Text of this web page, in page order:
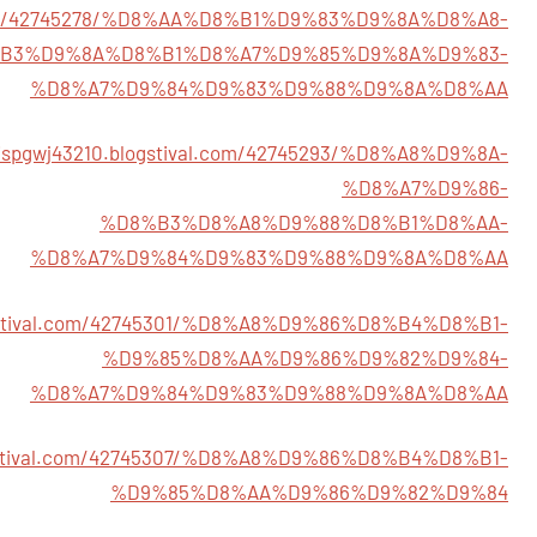
%D8%AA%D8%B1%D9%83%D9%8A%D8%A8-
%D8%A7%D9%84%D9%83%D9%88%D9%8A%D8%AA
42745293/%D8%A8%D9%8A-
%D8%A7%D9%86-
%D8%B3%D8%A8%D9%88%D8%B1%D8%AA-
%D8%A7%D9%84%D9%83%D9%88%D9%8A%D8%AA
42745301/%D8%A8%D9%86%D8%B4%D8%B1-
%D9%85%D8%AA%D9%86%D9%82%D9%84-
%D8%A7%D9%84%D9%83%D9%88%D9%8A%D8%AA
42745307/%D8%A8%D9%86%D8%B4%D8%B1-
%D9%85%D8%AA%D9%86%D9%82%D9%84